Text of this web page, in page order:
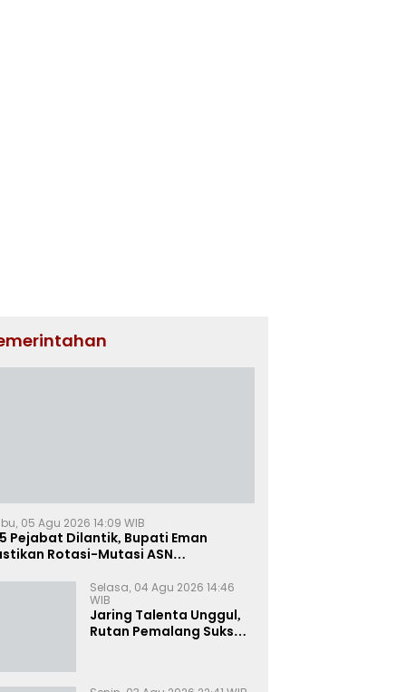
05 Agu 2026 14:09 WIB
Pejabat Dilantik, Bupati Eman
Rotasi-Mutasi ASN
Selasa, 04 Agu 2026 14:46
WIB
Jaring Talenta Unggul,
Rutan Pemalang Sukses